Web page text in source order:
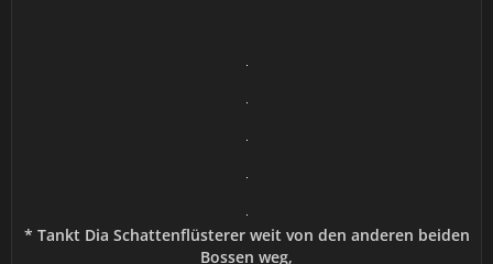
* Tankt Dia Schattenflüsterer weit von den anderen beiden
Bossen weg,